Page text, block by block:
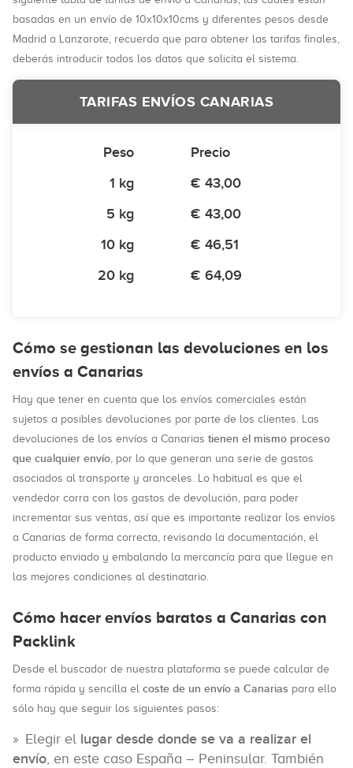
basadas en un envío de 10x10x10cms y diferentes pesos desde
Madrid a Lanzarote, recuerda que para obtener las tarifas finales,
deberás introducir todos los datos que solicita el sistema.
TARIFAS ENVÍOS CANARIAS
Peso
Precio
1 kg
€ 43,00
5 kg
€ 43,00
10 kg
€ 46,51
20 kg
€ 64,09
Cómo se gestionan las devoluciones en los
envíos a Canarias
Hay que tener en cuenta que los envíos comerciales están
sujetos a posibles devoluciones por parte de los clientes. Las
devoluciones de los envíos a Canarias tienen el mismo proceso
que cualquier envío, por lo que generan una serie de gastos
asociados al transporte y aranceles. Lo habitual es que el
vendedor corra con los gastos de devolución, para poder
incrementar sus ventas, así que es importante realizar los envíos
a Canarias de forma correcta, revisando la documentación, el
producto enviado y embalando la mercancía para que llegue en
las mejores condiciones al destinatario.
Cómo hacer envíos baratos a Canarias con
Packlink
Desde el buscador de nuestra plataforma se puede calcular de
forma rápida y sencilla el coste de un envío a Canarias para ello
sólo hay que seguir los siguientes pasos:
Elegir el lugar desde donde se va a realizar el
envío, en este caso España – Peninsular. También